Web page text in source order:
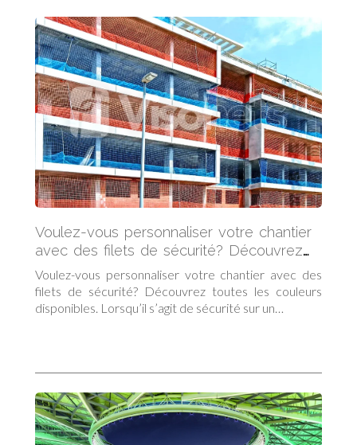
Voulez-vous personnaliser votre chantier
avec des filets de sécurité? Découvrez
toutes les couleurs disponibles
Voulez-vous personnaliser votre chantier avec des
filets de sécurité? Découvrez toutes les couleurs
disponibles. Lorsqu’il s’agit de sécurité sur un…